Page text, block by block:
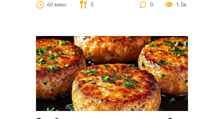
60 мин. 5 0 1.5к.